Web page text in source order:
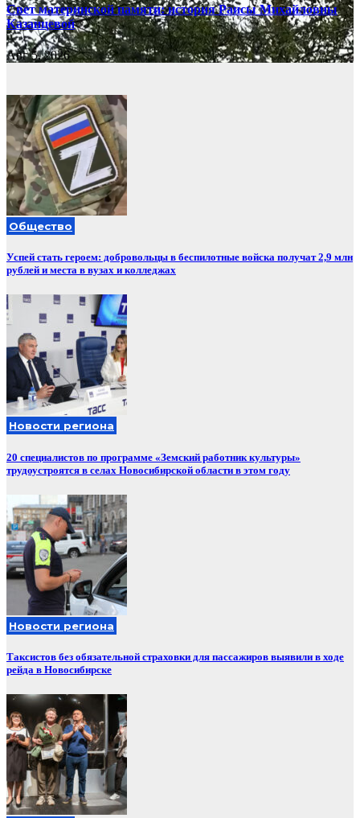
Свет материнской памяти: история Раисы Михайловны
Казанцевой
Авг 5, 2026
Общество
Успей стать героем: добровольцы в беспилотные войска получат 2,9 млн
рублей и места в вузах и колледжах
Новости региона
20 специалистов по программе «Земский работник культуры»
трудоустроятся в селах Новосибирской области в этом году
Новости региона
Таксистов без обязательной страховки для пассажиров выявили в ходе
рейда в Новосибирске